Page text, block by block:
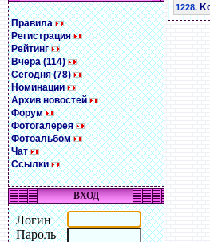
Правила
Регистрация
Рейтинг
Вчера (114)
Сегодня (78)
Номинации
Архив новостей
Форум
Фотогалерея
Фотоальбом
Чат
Ссылки
ВХОД
Логин
Пароль
1228.